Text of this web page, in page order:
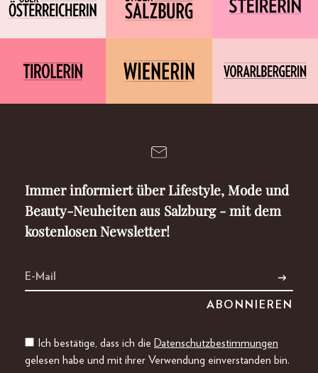
Immer informiert über Lifestyle, Mode und
Beauty-Neuheiten aus Salzburg - mit dem
kostenlosen Newsletter!
Ich bestätige, dass ich die Datenschutzbestimmungen
gelesen habe und mit ihrer Verwendung einverstanden bin.